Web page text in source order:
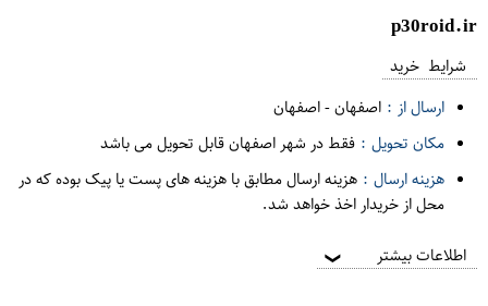
p30roid.ir
شرایط خرید
ارسال از : اصفهان-اصفهان
مکان تحویل : فقط در شهر اصفهان قابل تحویل می باشد
هزینه ارسال : هزینه ارسال مطابق با هزینه های پست یا پیک بوده که در
محل از خریدار اخذ خواهد شد.
اطلاعات بیشتر ❯